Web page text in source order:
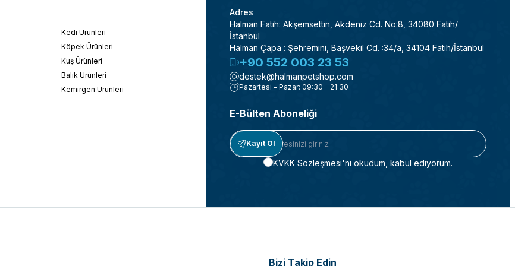
Kedi Ürünleri
Köpek Ürünleri
Kuş Ürünleri
Balık Ürünleri
Kemirgen Ürünleri
Adres
Halman Fatih: Akşemsettin, Akdeniz Cd. No:8, 34080 Fatih/
İstanbul
Halman Çapa : Şehremini, Başvekil Cd. :34/a, 34104 Fatih/İstanbul
+90 552 003 23 53
destek@halmanpetshop.com
Pazartesi - Pazar: 09:30 - 21:30
E-Bülten Aboneliği
Kayıt Ol
KVKK Sözleşmesi'ni okudum, kabul ediyorum.
Bizi Takip Edin